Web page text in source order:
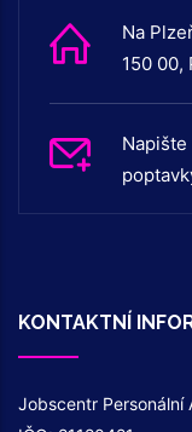
Na
150 00,
Napište
KONTAKTNÍ
Jobscentr Personální